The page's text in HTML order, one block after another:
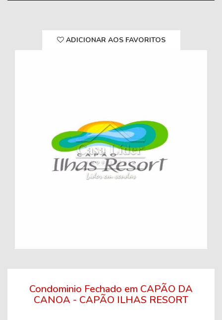
ADICIONAR AOS FAVORITOS
Condominio Fechado em CAPÃO DA
CANOA - CAPÃO ILHAS RESORT